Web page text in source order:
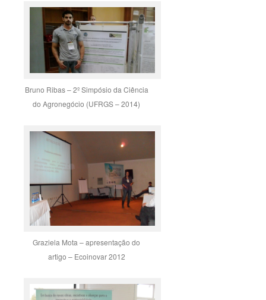
Bruno Ribas – 2º Simpósio da Ciência
do Agronegócio (UFRGS – 2014)
Graziela Mota – apresentação do
artigo – Ecoinovar 2012